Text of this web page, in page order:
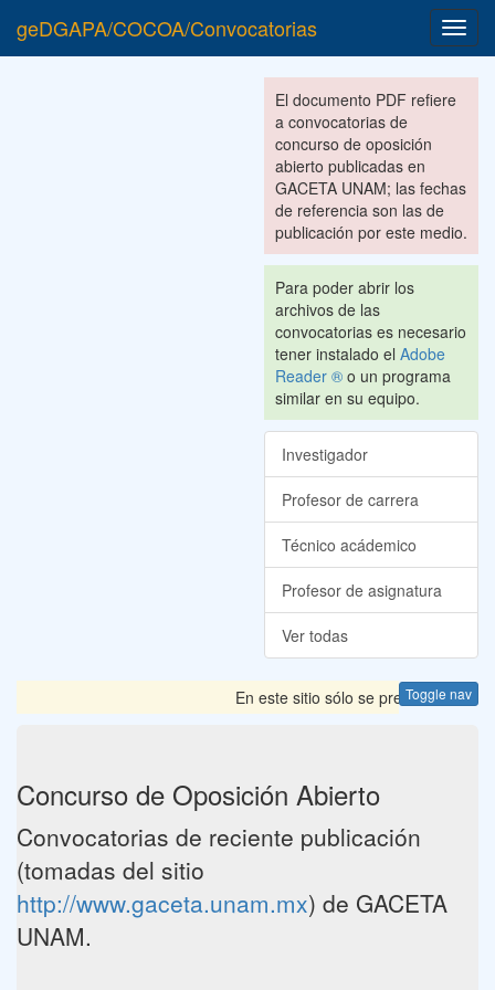
geDGAPA/COCOA/Convocatorias
El documento PDF refiere
a convocatorias de
concurso de oposición
abierto publicadas en
GACETA UNAM; las fechas
de referencia son las de
publicación por este medio.
Para poder abrir los
archivos de las
convocatorias es necesario
tener instalado el Adobe
Reader ® o un programa
similar en su equipo.
Investigador
Profesor de carrera
Técnico acádemico
Profesor de asignatura
Ver todas
Toggle nav
En este sitio sólo se presentan las
Concurso de Oposición Abierto
Convocatorias de reciente publicación
(tomadas del sitio
http://www.gaceta.unam.mx) de GACETA
UNAM.